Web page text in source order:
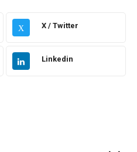
Yeme İçme
Giyim
X X / Twitter
Linkedin